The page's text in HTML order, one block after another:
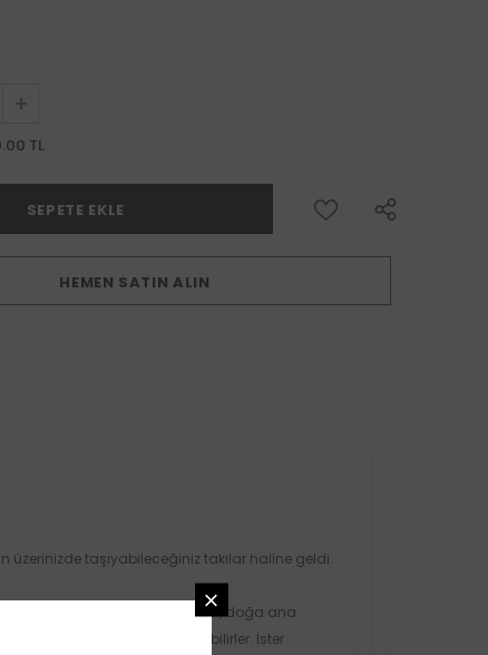
TL
HEMEN SATIN ALIN
üzerinizde taşıyabileceğiniz takılar haline geldi.
bolluk, kısmet, şans, huzur, doğa ana
tüm takılarınızla da kullanılabilirler. İster